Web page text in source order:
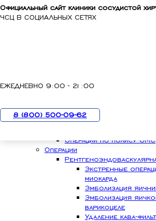
Skip to main content
Пациентам
ОМС
Операции по полису ОМС
Операции
Экстренные
миокарда
Эмболизация
Эмболизация
варикоцеле
Удаление кава-
Официальный сайт клиники сосудистой
ЧСЦ В СОЦИАЛЬНЫХ СЕТЯХ
ЕЖЕДНЕВНО 9:00 - 21:00
8 (800) 500-09-62